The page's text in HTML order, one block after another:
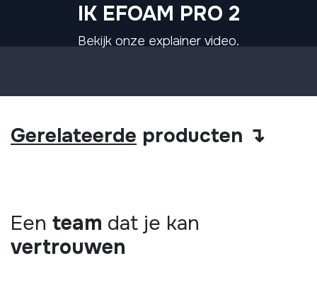
IK EFOAM PRO 2
Bekijk onze explainer video.
Gerelateerde producten ↴
Een team dat je kan
vertrouwen